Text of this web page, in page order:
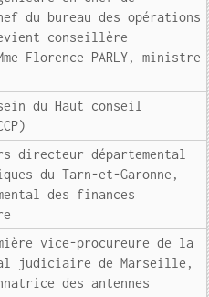
du bureau des opérations
conseillère
Florence PARLY, ministre
du Haut conseil
directeur départemental
du Tarn-et-Garonne,
des finances
vice-procureure de la
judiciaire de Marseille,
des antennes